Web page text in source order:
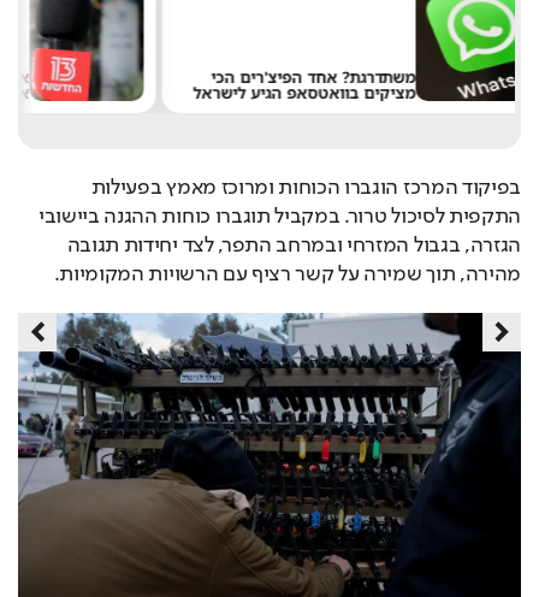
הכי
לישראל
אחרי 24 שנה: הפרשן הוותיק עוזב
את חדשות 13
מהירה, תוך שמירה על קשר רציף עם הרשויות המקומיות.